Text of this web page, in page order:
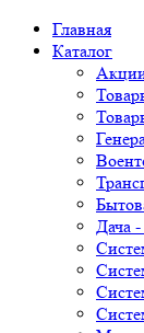
Главная
Каталог
Дача